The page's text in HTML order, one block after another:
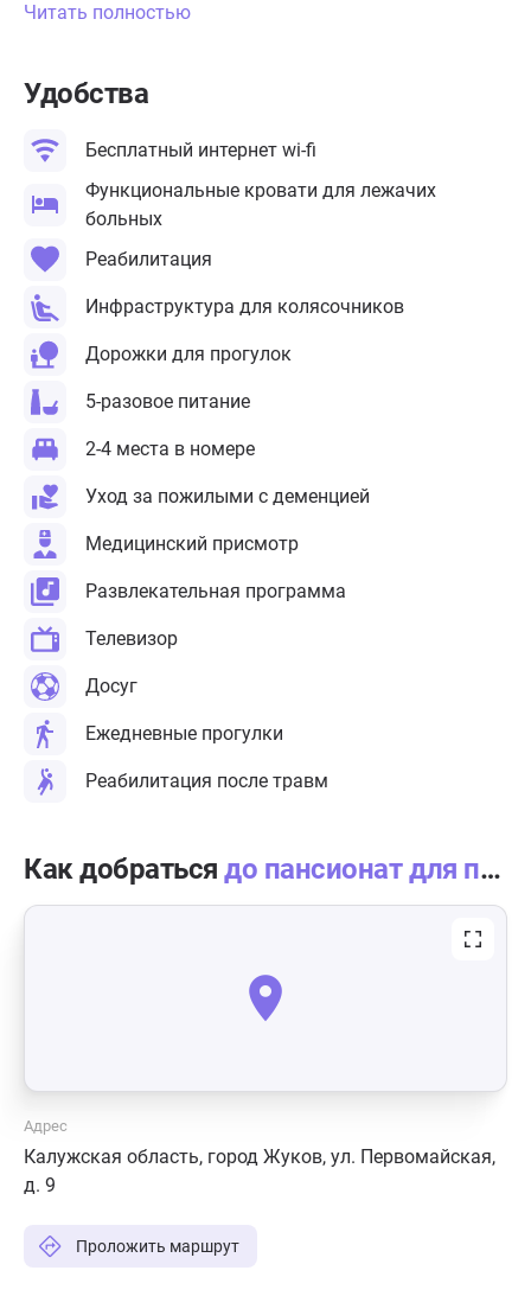
Читать полностью
Удобства
Бесплатный интернет wi-fi
Функциональные кровати для лежачих
больных
Реабилитация
Инфраструктура для колясочников
Дорожки для прогулок
5-разовое питание
2-4 места в номере
Уход за пожилыми с деменцией
Медицинский присмотр
Развлекательная программа
Телевизор
Досуг
Ежедневные прогулки
Реабилитация после травм
Как добратьсядо пансионат для пожилых «Мирника» Жуков
Адрес
Калужская область, город Жуков, ул. Первомайская,
д. 9
Проложить маршрут